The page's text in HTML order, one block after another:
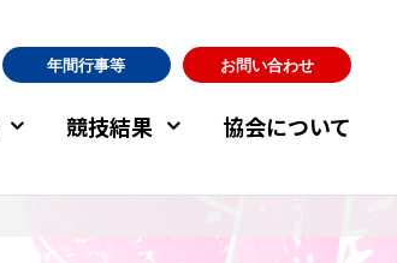
競技結果 協会について
年間行事等 お問い合わせ